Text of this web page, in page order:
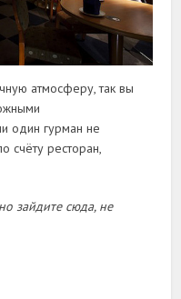
атмосферу, так вы
один гурман не
счёту ресторан,
зайдите сюда, не